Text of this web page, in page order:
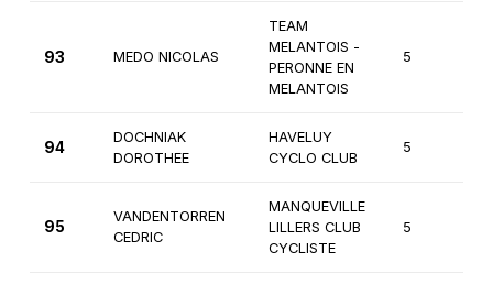
93 MEDO NICOLAS
TEAM
MELANTOIS -
PERONNE EN
MELANTOIS
5
94
DOCHNIAK
DOROTHEE
HAVELUY
CYCLO CLUB
5
95
VANDENTORREN
CEDRIC
MANQUEVILLE
LILLERS CLUB
CYCLISTE
5